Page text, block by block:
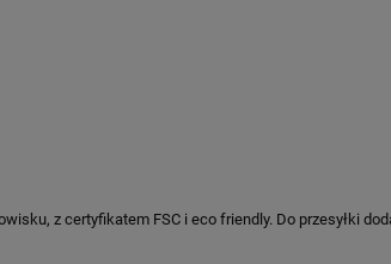
z certyfikatem FSC i eco friendly. Do przesyłki